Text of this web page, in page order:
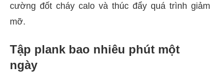
cường đốt cháy calo và thúc đẩy quá trình giảm
mỡ.
Tập plank bao nhiêu phút một
ngày